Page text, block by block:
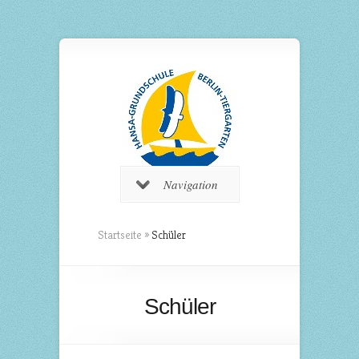
Navigation
Startseite » Schüler
Schüler